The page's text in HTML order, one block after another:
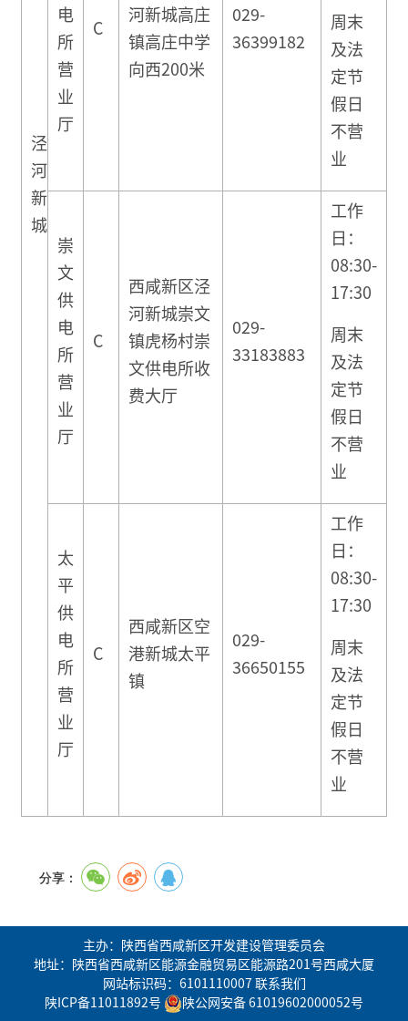
泾
河
新
城
电
所
营
业
厅
C
河新城高庄
镇高庄中学
向西200米
029-
36399182
周末
及法
定节
假日
不营
业
崇
文
供
电
所
营
业
厅
C
西咸新区泾
河新城崇文
镇虎杨村崇
文供电所收
费大厅
029-
33183883
工作
日：
08:30-
17:30
周末
及法
定节
假日
不营
业
太
平
供
电
所
营
业
厅
C
西咸新区空
港新城太平
镇
029-
36650155
工作
日：
08:30-
17:30
周末
及法
定节
假日
不营
业
分享：
主办：陕西省西咸新区开发建设管理委员会
地址：陕西省西咸新区能源金融贸易区能源路201号西咸大厦
网站标识码：6101110007 联系我们
陕ICP备11011892号
陕公网安备 61019602000052号